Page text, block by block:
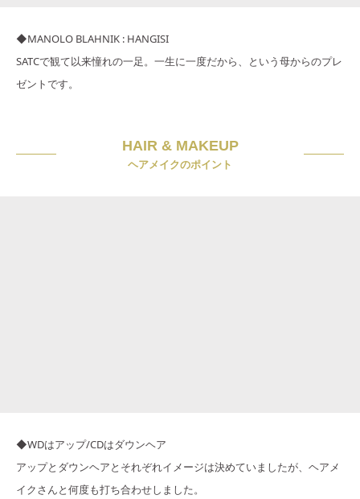
◆MANOLO BLAHNIK : HANGISI
SATCで観て以来憧れの一足。一生に一度だから、という母からのプレ
ゼントです。
HAIR & MAKEUP
ヘアメイクのポイント
◆WDはアップ/CDはダウンヘア
アップとダウンヘアとそれぞれイメージは決めていましたが、ヘアメ
イクさんと何度も打ち合わせしました。